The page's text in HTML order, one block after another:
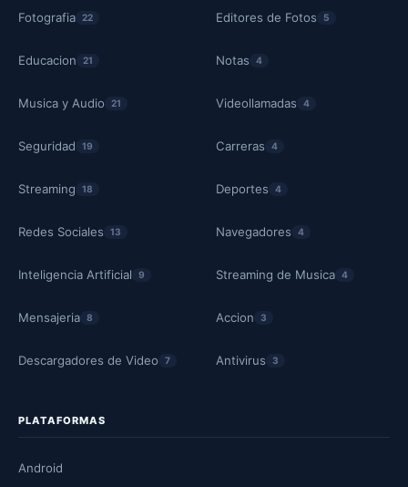
Fotografia 22
Educacion 21
Musica y Audio 21
Seguridad 19
Streaming 18
Redes Sociales 13
Inteligencia Artificial 9
Mensajeria 8
Descargadores de Video 7
Editores de Fotos 5
Notas 4
Videollamadas 4
Carreras 4
Deportes 4
Navegadores 4
Streaming de Musica 4
Accion 3
Antivirus 3
PLATAFORMAS
Android